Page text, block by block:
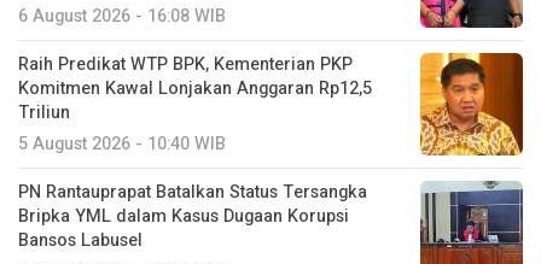
6 August 2026 - 16:08 WIB
Raih Predikat WTP BPK, Kementerian PKP
Komitmen Kawal Lonjakan Anggaran Rp12,5
Triliun
5 August 2026 - 10:40 WIB
PN Rantauprapat Batalkan Status Tersangka
Bripka YML dalam Kasus Dugaan Korupsi
Bansos Labusel